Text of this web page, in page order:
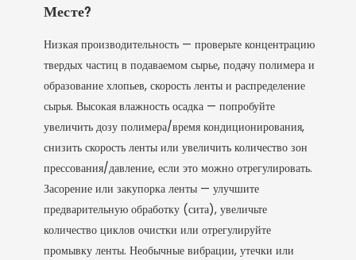
Месте?
Низкая производительность — проверьте концентрацию
твердых частиц в подаваемом сырье, подачу полимера и
образование хлопьев, скорость ленты и распределение
сырья. Высокая влажность осадка — попробуйте
увеличить дозу полимера/время кондиционирования,
снизить скорость ленты или увеличить количество зон
прессования/давление, если это можно отрегулировать.
Засорение или закупорка ленты — улучшите
предварительную обработку (сита), увеличьте
количество циклов очистки или отрегулируйте
промывку ленты. Необычные вибрации, утечки или